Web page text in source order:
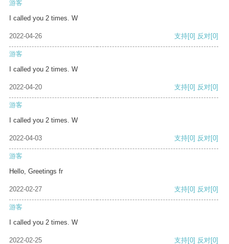
游客
I called you 2 times. W
2022-04-26 支持[0] 反对[0]
游客
I called you 2 times. W
2022-04-20 支持[0] 反对[0]
游客
I called you 2 times. W
2022-04-03 支持[0] 反对[0]
游客
Hello, Greetings fr
2022-02-27 支持[0] 反对[0]
游客
I called you 2 times. W
2022-02-25 支持[0] 反对[0]